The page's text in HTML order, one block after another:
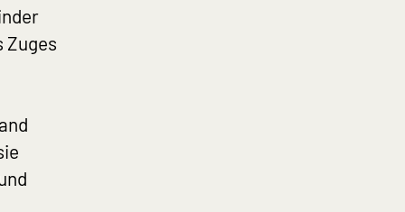
Zuges